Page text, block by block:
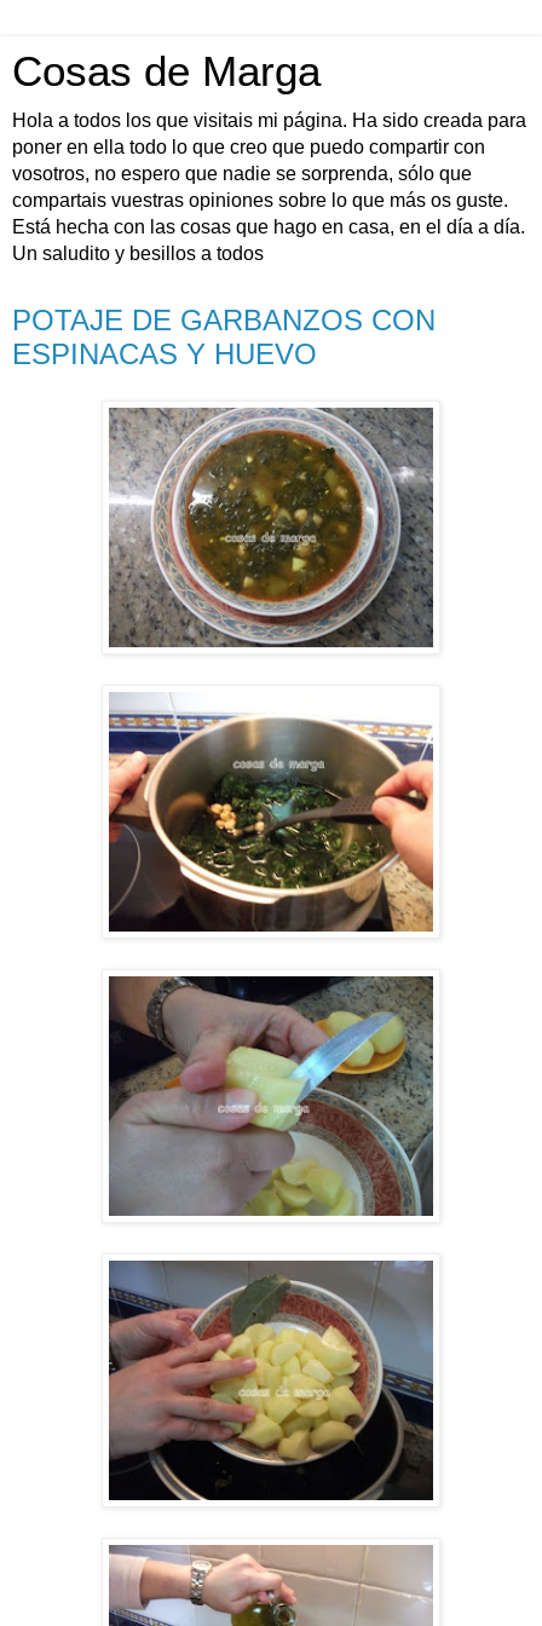
Cosas de Marga
Hola a todos los que visitais mi página. Ha sido creada para
poner en ella todo lo que creo que puedo compartir con
vosotros, no espero que nadie se sorprenda, sólo que
compartais vuestras opiniones sobre lo que más os guste.
Está hecha con las cosas que hago en casa, en el día a día.
Un saludito y besillos a todos
POTAJE DE GARBANZOS CON
ESPINACAS Y HUEVO